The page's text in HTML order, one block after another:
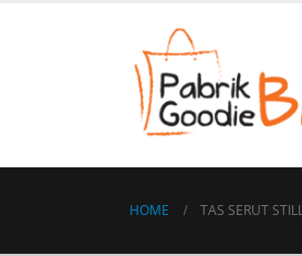
HOME TAS SERUT